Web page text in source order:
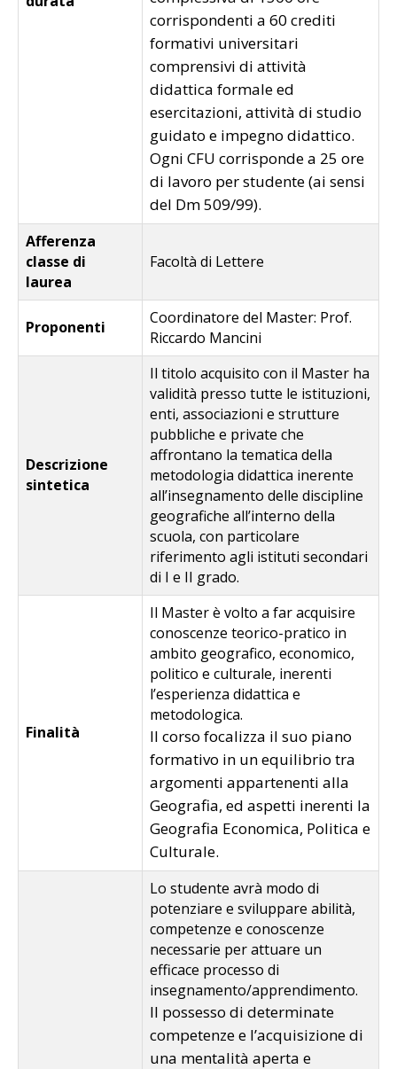
corrispondenti a 60 crediti
formativi universitari
comprensivi di attività
didattica formale ed
esercitazioni, attività di studio
guidato e impegno didattico.
Ogni CFU corrisponde a 25 ore
di lavoro per studente (ai sensi
del Dm 509/99).
Afferenza
classe di
laurea
Facoltà di Lettere
Proponenti
Coordinatore del Master: Prof.
Riccardo Mancini
Descrizione
sintetica
Il titolo acquisito con il Master ha
validità presso tutte le istituzioni,
enti, associazioni e strutture
pubbliche e private che
affrontano la tematica della
metodologia didattica inerente
all’insegnamento delle discipline
geografiche all’interno della
scuola, con particolare
riferimento agli istituti secondari
di I e II grado.
Finalità
Il Master è volto a far acquisire
conoscenze teorico-pratico in
ambito geografico, economico,
politico e culturale, inerenti
l’esperienza didattica e
metodologica.
Il corso focalizza il suo piano
formativo in un equilibrio tra
argomenti appartenenti alla
Geografia, ed aspetti inerenti la
Geografia Economica, Politica e
Culturale.
Lo studente avrà modo di
potenziare e sviluppare abilità,
competenze e conoscenze
necessarie per attuare un
efficace processo di
insegnamento/apprendimento.
Il possesso di determinate
competenze e l’acquisizione di
una mentalità aperta e